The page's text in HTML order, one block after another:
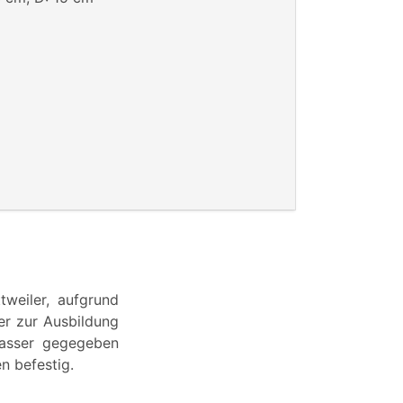
aufgrund
zur Ausbildung
gegegeben
befestig.